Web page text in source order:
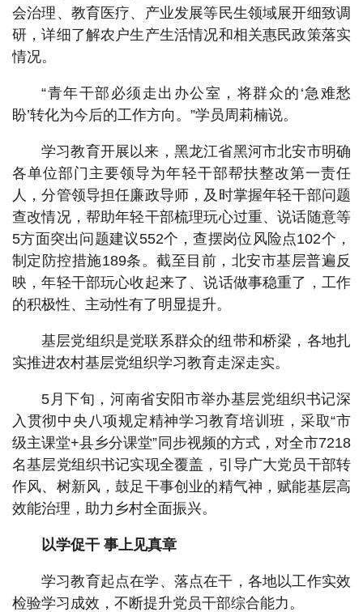
会治理、教育医疗、产业发展等民生领域展开细致调
研，详细了解农户生产生活情况和相关惠民政策落实
情况。
“青年干部必须走出办公室，将群众的‘急难愁
盼’转化为今后的工作方向。”学员周莉楠说。
学习教育开展以来，黑龙江省黑河市北安市明确
各单位部门主要领导为年轻干部帮扶整改第一责任
人，分管领导担任廉政导师，及时掌握年轻干部问题
查改情况，帮助年轻干部梳理玩心过重、说话随意等
5方面突出问题建议552个，查摆岗位风险点102个，
制定防控措施189条。截至目前，北安市基层普遍反
映，年轻干部玩心收起来了、说话做事稳重了，工作
的积极性、主动性有了明显提升。
基层党组织是党联系群众的纽带和桥梁，各地扎
实推进农村基层党组织学习教育走深走实。
5月下旬，河南省安阳市举办基层党组织书记深
入贯彻中央八项规定精神学习教育培训班，采取“市
级主课堂+县乡分课堂”同步视频的方式，对全市7218
名基层党组织书记实现全覆盖，引导广大党员干部转
作风、树新风，鼓足干事创业的精气神，赋能基层高
效能治理，助力乡村全面振兴。
以学促干 事上见真章
学习教育起点在学、落点在干，各地以工作实效
检验学习成效，不断提升党员干部综合能力。